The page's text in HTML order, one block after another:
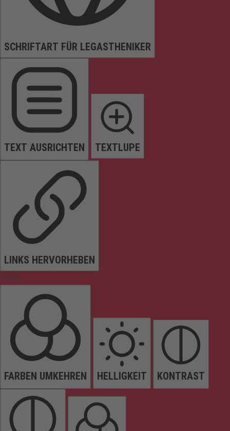
SCHRIFTART FÜR LEGASTHENIKER
TEXT AUSRICHTEN TEXTLUPE
LINKS HERVORHEBEN
Farben
FARBEN UMKEHREN HELLIGKEIT KONTRAST